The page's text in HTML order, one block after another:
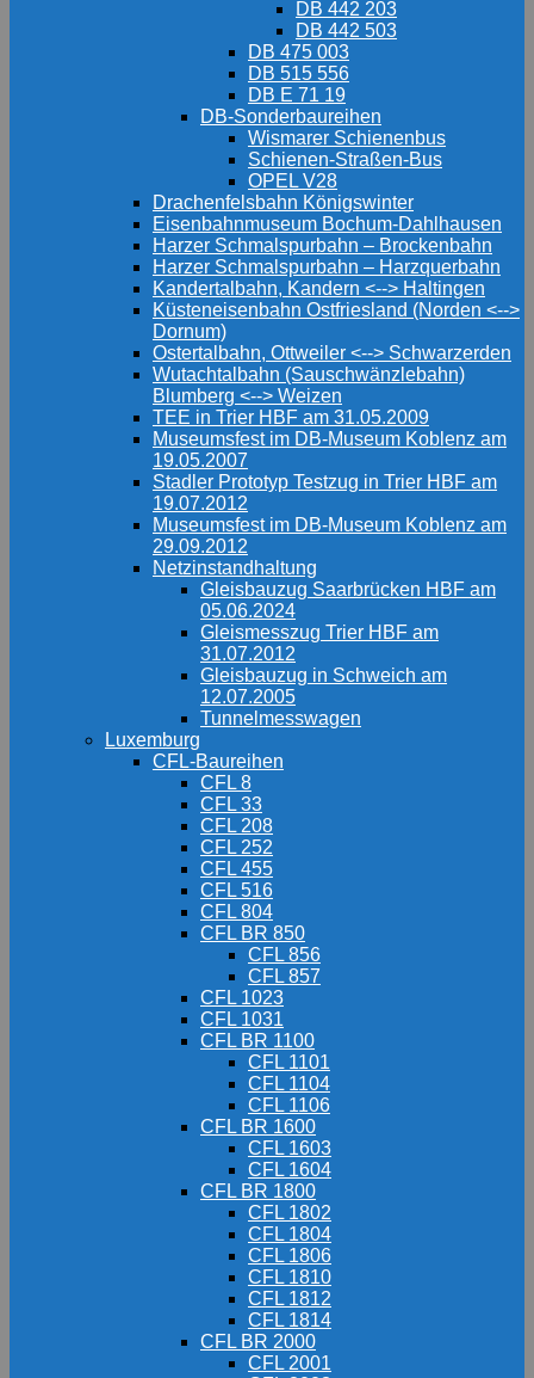
DB 442 203
DB 442 503
DB 475 003
DB 515 556
DB E 71 19
DB-Sonderbaureihen
Wismarer Schienenbus
Schienen-Straßen-Bus
OPEL V28
Drachenfelsbahn Königswinter
Eisenbahnmuseum Bochum-Dahlhausen
Harzer Schmalspurbahn – Brockenbahn
Harzer Schmalspurbahn – Harzquerbahn
Kandertalbahn, Kandern <--> Haltingen
Küsteneisenbahn Ostfriesland (Norden <-->
Dornum)
Ostertalbahn, Ottweiler <--> Schwarzerden
Wutachtalbahn (Sauschwänzlebahn)
Blumberg <--> Weizen
TEE in Trier HBF am 31.05.2009
Museumsfest im DB-Museum Koblenz am
19.05.2007
Stadler Prototyp Testzug in Trier HBF am
19.07.2012
Museumsfest im DB-Museum Koblenz am
29.09.2012
Netzinstandhaltung
Gleisbauzug Saarbrücken HBF am
05.06.2024
Gleismesszug Trier HBF am
31.07.2012
Gleisbauzug in Schweich am
12.07.2005
Tunnelmesswagen
Luxemburg
CFL-Baureihen
CFL 8
CFL 33
CFL 208
CFL 252
CFL 455
CFL 516
CFL 804
CFL BR 850
CFL 856
CFL 857
CFL 1023
CFL 1031
CFL BR 1100
CFL 1101
CFL 1104
CFL 1106
CFL BR 1600
CFL 1603
CFL 1604
CFL BR 1800
CFL 1802
CFL 1804
CFL 1806
CFL 1810
CFL 1812
CFL 1814
CFL BR 2000
CFL 2001